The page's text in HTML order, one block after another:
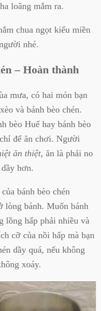
loãng mắm ra.
chua ngọt kiểu miền
nhé.
– Hoàn thành
mưa, có hai món bạn
và bánh bèo chén.
bèo Huế hay bánh bèo
để ăn chơi. Người
ăn thiệt, ăn là phải no
hơn.
bánh bèo chén
lòng bánh. Muốn bánh
lồng hấp phải nhiều và
cỡ của nồi hấp mà bạn
dầy quá, nếu không
xoáy.